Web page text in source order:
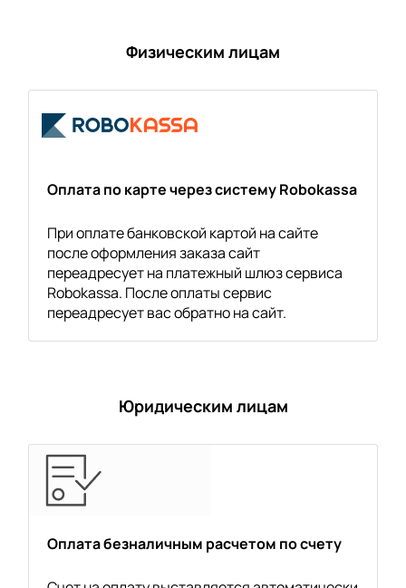
Физическим лицам
Оплата по карте через систему Robokassa
При оплате банковской картой на сайте
после оформления заказа сайт
переадресует на платежный шлюз сервиса
Robokassa. После оплаты сервис
переадресует вас обратно на сайт.
Юридическим лицам
Оплата безналичным расчетом по счету